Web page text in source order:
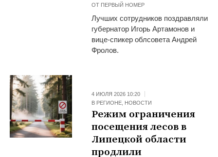
ОТ ПЕРВЫЙ НОМЕР
Лучших сотрудников поздравляли
губернатор Игорь Артамонов и
вице-спикер облсовета Андрей
Фролов.
4 ИЮЛЯ 2026 10:20
В РЕГИОНЕ, НОВОСТИ
Режим ограничения
посещения лесов в
Липецкой области
продлили